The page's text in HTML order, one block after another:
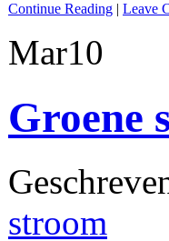
Continue Reading | Leave
Mar10
Groene
stroom